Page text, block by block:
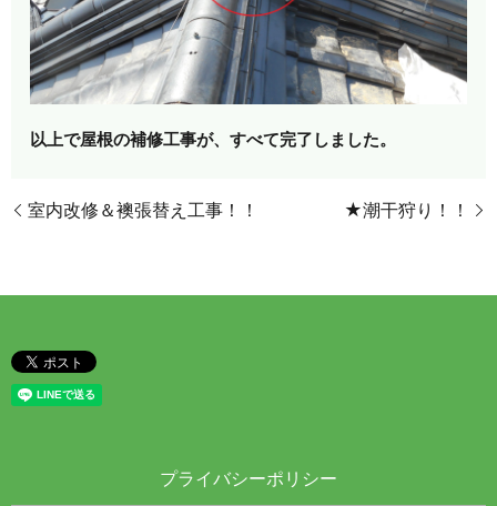
以上で屋根の補修工事が、すべて完了しました。
室内改修＆襖張替え工事！！ ★潮干狩り！！
プライバシーポリシー